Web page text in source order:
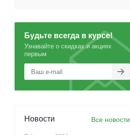
Будьте всегда в курсе!
Узнавайте о скидках и акциях
первым
Новости Все новости